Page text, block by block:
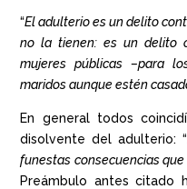
“El adulterio es un delito
no la tienen: es un delito
mujeres públicas –para
maridos aunque estén
En general todos
disolvente del adulterio: “
funestas consecuencias
Preámbulo antes citado